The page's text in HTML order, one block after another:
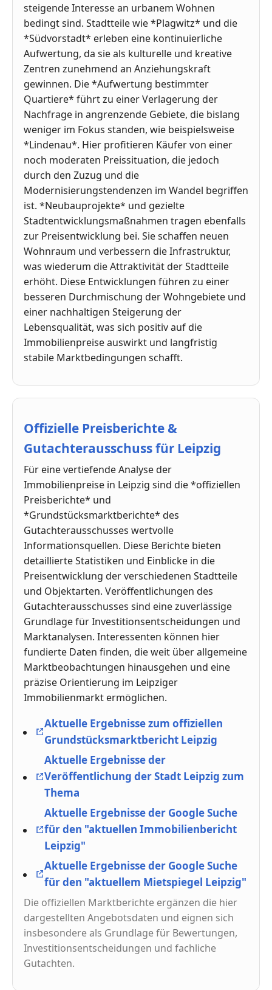
steigende Interesse an urbanem Wohnen
bedingt sind. Stadtteile wie *Plagwitz* und die
*Südvorstadt* erleben eine kontinuierliche
Aufwertung, da sie als kulturelle und kreative
Zentren zunehmend an Anziehungskraft
gewinnen. Die *Aufwertung bestimmter
Quartiere* führt zu einer Verlagerung der
Nachfrage in angrenzende Gebiete, die bislang
weniger im Fokus standen, wie beispielsweise
*Lindenau*. Hier profitieren Käufer von einer
noch moderaten Preissituation, die jedoch
durch den Zuzug und die
Modernisierungstendenzen im Wandel begriffen
ist. *Neubauprojekte* und gezielte
Stadtentwicklungsmaßnahmen tragen ebenfalls
zur Preisentwicklung bei. Sie schaffen neuen
Wohnraum und verbessern die Infrastruktur,
was wiederum die Attraktivität der Stadtteile
erhöht. Diese Entwicklungen führen zu einer
besseren Durchmischung der Wohngebiete und
einer nachhaltigen Steigerung der
Lebensqualität, was sich positiv auf die
Immobilienpreise auswirkt und langfristig
stabile Marktbedingungen schafft.
Offizielle Preisberichte &
Gutachterausschuss für Leipzig
Für eine vertiefende Analyse der
Immobilienpreise in Leipzig sind die *offiziellen
Preisberichte* und
*Grundstücksmarktberichte* des
Gutachterausschusses wertvolle
Informationsquellen. Diese Berichte bieten
detaillierte Statistiken und Einblicke in die
Preisentwicklung der verschiedenen Stadtteile
und Objektarten. Veröffentlichungen des
Gutachterausschusses sind eine zuverlässige
Grundlage für Investitionsentscheidungen und
Marktanalysen. Interessenten können hier
fundierte Daten finden, die weit über allgemeine
Marktbeobachtungen hinausgehen und eine
präzise Orientierung im Leipziger
Immobilienmarkt ermöglichen.
Aktuelle Ergebnisse zum offiziellen
Grundstücksmarktbericht Leipzig
Aktuelle Ergebnisse der
Veröffentlichung der Stadt Leipzig zum
Thema
Aktuelle Ergebnisse der Google Suche
für den "aktuellen Immobilienbericht
Leipzig"
Aktuelle Ergebnisse der Google Suche
für den "aktuellem Mietspiegel Leipzig"
Die offiziellen Marktberichte ergänzen die hier
dargestellten Angebotsdaten und eignen sich
insbesondere als Grundlage für Bewertungen,
Investitionsentscheidungen und fachliche
Gutachten.